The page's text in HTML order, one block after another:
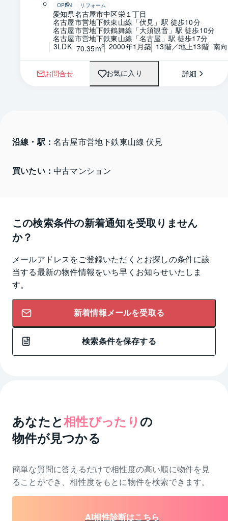
OPEN リフォーム
愛知県名古屋市中区栄１丁目
名古屋市営地下鉄東山線「伏見」駅 徒歩10分
名古屋市営地下鉄鶴舞線「大須観音」駅 徒歩10分
名古屋市営地下鉄東山線「名古屋」駅 徒歩17分
3LDK 70.35m2 2000年1月築 13階／地上13階 南
お問合せ お気に入り 詳細
沿線・駅： 名古屋市営地下鉄東山線 伏見
買いたい： 中古マンション
この検索条件の新着通知を受取りません
か？
メールアドレスをご登録いただくとお探しの条件に該
当する最新の物件情報をいち早くお知らせいたしま
す。
新着情報メールを受取る
検索条件を保存する
あなたと相性ぴったり の
物件が見つかる
簡単な質問に答えるだけで相性度の高い順に物件を 見
ることができ、相性度をもとに物件を検索できます。
AI相性診断はこちら